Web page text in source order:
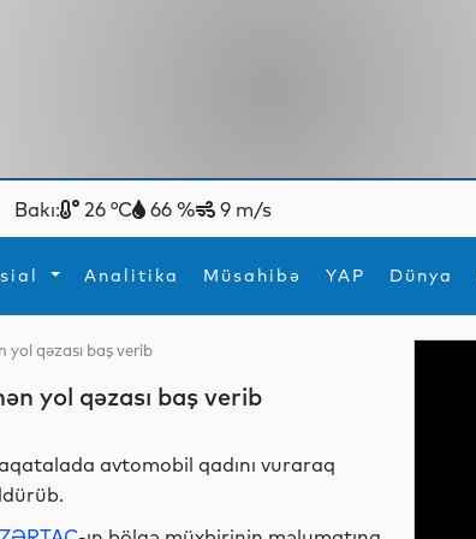
Bakı: 26 °C 66 % 9 m/s
Analitika Müsahibə YAP Dünya
İdman Yeni texnologiyalar
qəzası baş verib
yol qəzası baş verib
avtomobil qadını vuraraq